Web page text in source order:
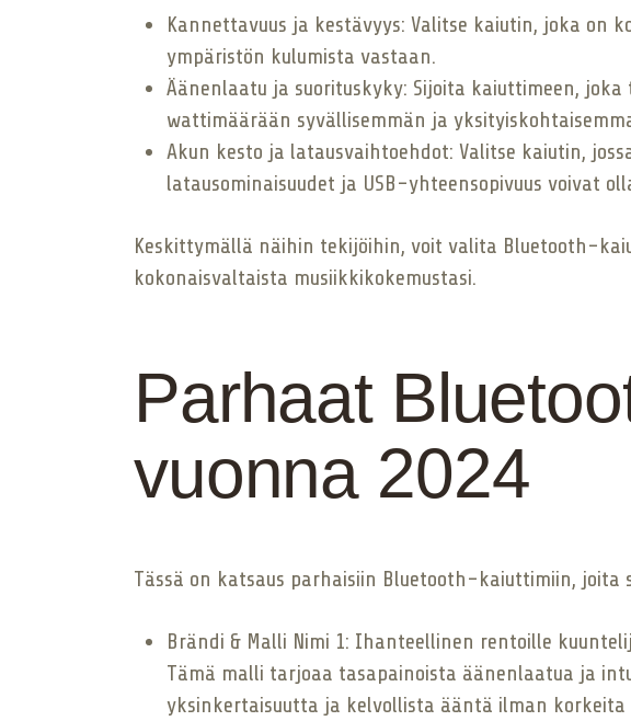
Kannettavuus ja kestävyys: Valitse kaiutin, joka on
ympäristön kulumista vastaan.
Äänenlaatu ja suorituskyky: Sijoita kaiuttimeen,
wattimäärään syvällisemmän ja
Akun kesto ja latausvaihtoehdot: Valitse kaiutin,
latausominaisuudet ja USB-yhteensopivuus voivat
Keskittymällä näihin tekijöihin, voit valita Bluetooth-
kokonaisvaltaista musiikkikokemustasi.
Parhaat
vuonna 2024
Tässä on katsaus parhaisiin Bluetooth-kaiuttimiin,
Brändi & Malli Nimi 1: Ihanteellinen rentoille
Tämä malli tarjoaa tasapainoista äänenlaatua ja
yksinkertaisuutta ja kelvollista ääntä ilman korkeita